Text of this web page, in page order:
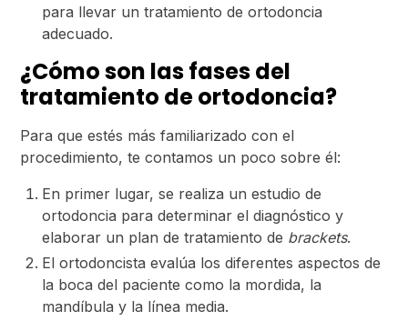
para llevar un tratamiento de ortodoncia
adecuado.
¿Cómo son las fases del
tratamiento de ortodoncia?
Para que estés más familiarizado con el
procedimiento, te contamos un poco sobre él:
En primer lugar, se realiza un estudio de
ortodoncia para determinar el diagnóstico y
elaborar un plan de tratamiento de brackets.
El ortodoncista evalúa los diferentes aspectos de
la boca del paciente como la mordida, la
mandíbula y la línea media.